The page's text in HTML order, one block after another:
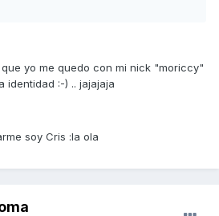
que yo me quedo con mi nick "moriccy"
identidad :-) .. jajajaja
soy Cris :la ola